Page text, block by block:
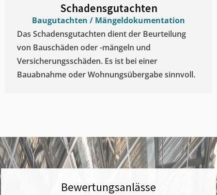
Schadensgutachten
Baugutachten / Mängeldokumentation
Das Schadensgutachten dient der Beurteilung
von Bauschäden oder -mängeln und
Versicherungsschäden. Es ist bei einer
Bauabnahme oder Wohnungsübergabe sinnvoll.
Bewertungsanlässe